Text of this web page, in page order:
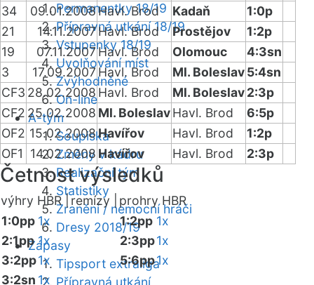
Permanentky 18/19
Přípravná utkání 18/19
Vstupenky 18/19
Uvolňování míst
Zvýhodněné
On-line
A-tým
Soupiska
Změny v kádru
Realizační tým
Statistiky
Zranění / nemocní hráči
Dresy 2018/19
Zápasy
Tipsport extraliga
Přípravná utkání
34
09.01.2008Havl. Brod Kadaň
1:0p
21
14.11.2007Havl. Brod Prostějov
1:2p
19
07.11.2007 Havl. Brod Olomouc
4:3sn
3
17.09.2007 Havl. Brod Ml. Boleslav5:4sn
CF3 28.02.2008 Havl. Brod Ml. Boleslav2:3p
CF2 25.02.2008 Ml. BoleslavHavl. Brod
6:5p
OF2 15.02.2008Havířov Havl. Brod
1:2p
OF1
14.02.2008 Havířov Havl. Brod 2:3p
Četnost výsledků
výhry HBR | remízy |
prohry HBR
1:0pp 1x
2:1pp 1x
3:2pp1x
3:2sn 1x
1:2pp 1x
2:3pp1x
5:6pp1x